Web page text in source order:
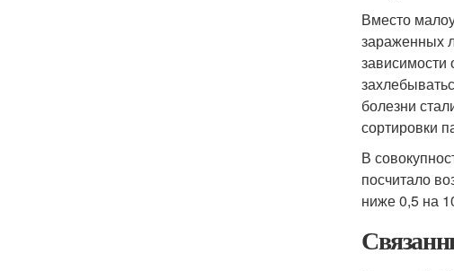
Вместо
зараженных
зависимости
болезни
сортировки
В
посчитало
ниже 0,5 на